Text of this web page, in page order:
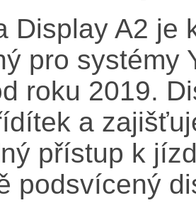
Display A2 je
pro systémy
roku 2019.
a
přístup k
podsvícený